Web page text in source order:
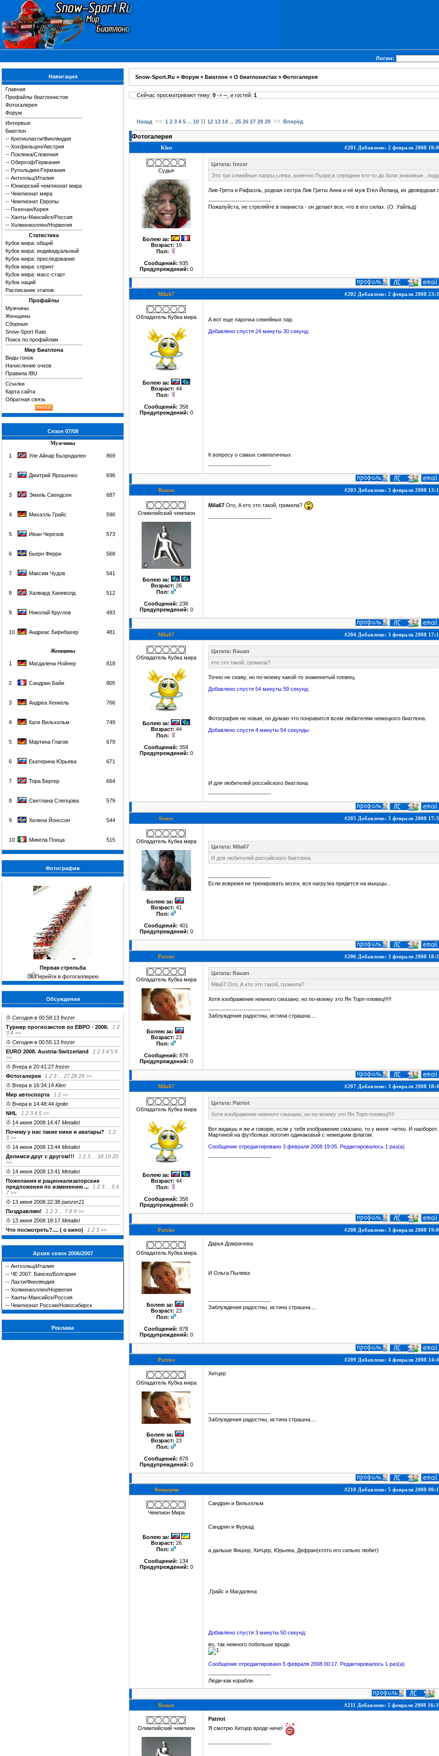
Логин:
Навигация
Главная
Профайлы биатлонистов
Фотогалерея
Форум
Интервью
Биатлон
-- Контиолахти/Финляндия
-- Хохфильцен/Австрия
-- Поклюка/Словения
-- Оберхоф/Германия
-- Рупольдинг/Германия
-- Антхольц/Италия
-- Юниорский чемпионат мира
-- Чемпионат мира
-- Чемпионат Европы
-- Пхенчан/Корея
-- Ханты-Мансийск/Россия
-- Холменколлен/Норвегия
Статистика
Кубок мира: общий
Кубок мира: индивидуальный
Кубок мира: преследование
Кубок мира: спринт
Кубок мира: масс-старт
Кубок наций
Расписание этапов
Профайлы
Мужчины
Женщины
Сборные
Snow-Sport Rate
Поиск по профайлам
Мир Биатлона
Виды гонок
Начисление очков
Правила IBU
Ссылки
Карта сайта
Обратная связь
Сезон 07/08
Мужчины
1 Уле Айнар Бьорндален 869
2 Дмитрий Ярошенко 696
3 Эмиль Свендсен 687
4 Михаэль Грайс 596
5 Иван Черезов 573
6 Бьерн Ферри 568
7 Максим Чудов 541
8 Халвард Ханеволд 512
9 Николай Круглов 493
10 Андреас Бирнбахер 481
Женщины
1 Магдалена Нойнер 818
2 Сандрин Байи 805
3 Андреа Хенкель 766
4 Кати Вильхельм 749
5 Мартина Глагов 679
6 Екатерина Юрьева 671
7 Тора Бергер 664
8 Светлана Слепцова 579
9 Хелена Йонссон 544
10 Микела Понца 515
Фотографии
Первая стрельба
Перейти в фотогаллерею
Обсуждения
Сегодня в 00:58:13 frezer
Турнир прогнозистов по ЕВРО - 2008.
1 2
3 4 >>
Сегодня в 00:55:13 frezer
EURO 2008. Austria-Switzerland
1 2 3 4 5 6
>>
Вчера в 20:41:27 frezer
Фотогалерея
1 2 3 27 28 29 >>
Вчера в 16:34:14 Klen
Мир автоспорта
1 2 >>
Вчера в 14:48:44 Ignite
NHL
1 2 3 4 5 >>
14 июня 2008 14:47 Metalist
Почему у нас такие ники и аватары?
1 2
3 >>
14 июня 2008 13:44 Metalist
Делимся друг c другом!!!
1 2 3 18 19 20
>>
14 июня 2008 13:41 Metalist
Пожелания и рационализаторские
предложения по изменению ...
1 2 3 5 6
7 >>
13 июня 2008 22:38 panzer21
Поздравляю!
1 2 3 7 8 9 >>
13 июня 2008 18:17 Metalist
Что посмотреть?.... ( о кино)
1 2 3 >>
Архив сезон 2006/2007
-- Антхольц/Италия
-- ЧЕ 2007: Банско/Болгария
-- Лахти/Финляндия
-- Холменколлен/Норвегия
-- Ханты-Мансийск/Россия
-- Чемпионат России/Новосибирск
Реклама
Snow-Sport.Ru » Форум » Биатлон » О биатлонистах » Фотогалерея
Сейчас просматривают тему: 0 -> -- , и гостей: 1
Назад << 1 2 3 4 5 ... 10 11 12 13 14 ... 25 26 27 28 29 >> Вперёд
Фотогалерея
Klen #201 Добавлено: 2 февраля 2008
Судья
Болею за:
Возраст: 19
Пол:
Сообщений: 935
Предупреждений: 0
Цитата: frezer
Это три семейные папры,слева ,конечно Пуаре,в середине кто-то до боли
Лив-Грета и Рафаэль, родная сестра Лив Греты Анна и её муж Егел Йеланд, их
--------------------------------
Пожалуйста, не стреляйте в пианиста - он делает все, что в его силах. (О. Уайльд)
Mila67
#202 Добавлено: 2 февраля 2008
Обладатель Кубка мира
Болею за:
Возраст: 44
Пол:
Сообщений: 358
Предупреждений: 0
А вот еще парочка семейных пар.
Добавлено спустя 24 минуты 30 секунд:
К вопросу о самых симпатичных
--------------------------------
Rauan
#203 Добавлено: 3 февраля 2008
Олимпийский чемпион
Болею за:
Возраст: 26
Пол:
Сообщений: 238
Предупреждений: 0
Mila67 Ого, А кто это такой, громила?
--------------------------------
Mila67
#204 Добавлено: 3 февраля 2008
Обладатель Кубка мира
Болею за:
Возраст: 44
Пол:
Сообщений: 358
Предупреждений: 0
Цитата: Rauan
кто это такой, громила?
Точно не скажу, но по-моему какой-то знаменитый пловец.
Добавлено спустя 54 минуты 59 секунд:
Фотография не новая, но думаю что понравится всем любителям немецкого биатлона.
Добавлено спустя 4 минуты 54 секунды:
И для любителей российского биатлона.
--------------------------------
frezer
#205 Добавлено: 3 февраля 2008
Обладатель Кубка мира
Болею за:
Возраст: 41
Пол:
Сообщений: 401
Предупреждений: 0
Цитата: Mila67
И для любителей российского биатлона.
--------------------------------
Если вовремя не тренировать мозги, вся нагрузка придется на мышцы...
Patriot
#206 Добавлено: 3 февраля 2008
Обладатель Кубка мира
Болею за:
Возраст: 23
Пол:
Сообщений: 878
Предупреждений: 0
Цитата: Rauan
Mila67 Ого, А кто это такой, громила?
Хотя изображение немного смазано, но по-моему это Ян Торп-пловец!!!!!
--------------------------------
Заблуждения радостны, истина страшна....
Mila67
#207 Добавлено: 3 февраля 2008
Обладатель Кубка мира
Болею за:
Возраст: 44
Пол:
Сообщений: 358
Предупреждений: 0
Цитата: Patriot
Хотя изображение немного смазано, но по-моему это Ян Торп-пловец!!!!!
Вот видишь я же и говорю, если у тебя изображение смазано, то у меня -четко. И
Мартиной на футболках логотип одинаковый с немецким флагом.
Сообщение отредактировано 3 февраля 2008 19:05. Редактировалось 1 раз(а)
--------------------------------
Patriot
#208 Добавлено: 3 февраля 2008
Обладатель Кубка мира
Болею за:
Возраст: 23
Пол:
Сообщений: 878
Предупреждений: 0
Дарья Домрачева
И Ольга Пылева
--------------------------------
Заблуждения радостны, истина страшна....
Patriot
#209 Добавлено: 4 февраля 2008
Обладатель Кубка мира
Болею за:
Возраст: 23
Пол:
Сообщений: 878
Предупреждений: 0
Хитцер
--------------------------------
Заблуждения радостны, истина страшна....
Фандорин
#210 Добавлено: 5 февраля 2008
Чемпион Мира
Болею за:
Возраст: 26
Пол:
Сообщений: 134
Предупреждений: 0
Сандрин и Вильхельм
Сандрин и Фуркад
а дальше Фишер, Хитцер, Юрьева, Дефран(ктото его сильно любит)
,Грайс и Магдалена
Добавлено спустя 3 минуты 50 секунд:
во, так немного побольше вроде.
Сообщение отредактировано 5 февраля 2008 00:17. Редактировалось 1 раз(а)
--------------------------------
Люди-как корабли.
Rauan
#211 Добавлено: 5 февраля 2008
Олимпийский чемпион
Patriot
Я смотрю Хитцер вроде ниче!
--------------------------------